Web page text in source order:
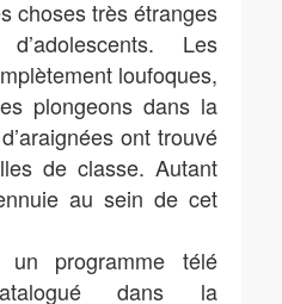
choses très étranges
Les
loufoques,
plongeons dans la
ont trouvé
de classe. Autant
au sein de cet
programme télé
dans la